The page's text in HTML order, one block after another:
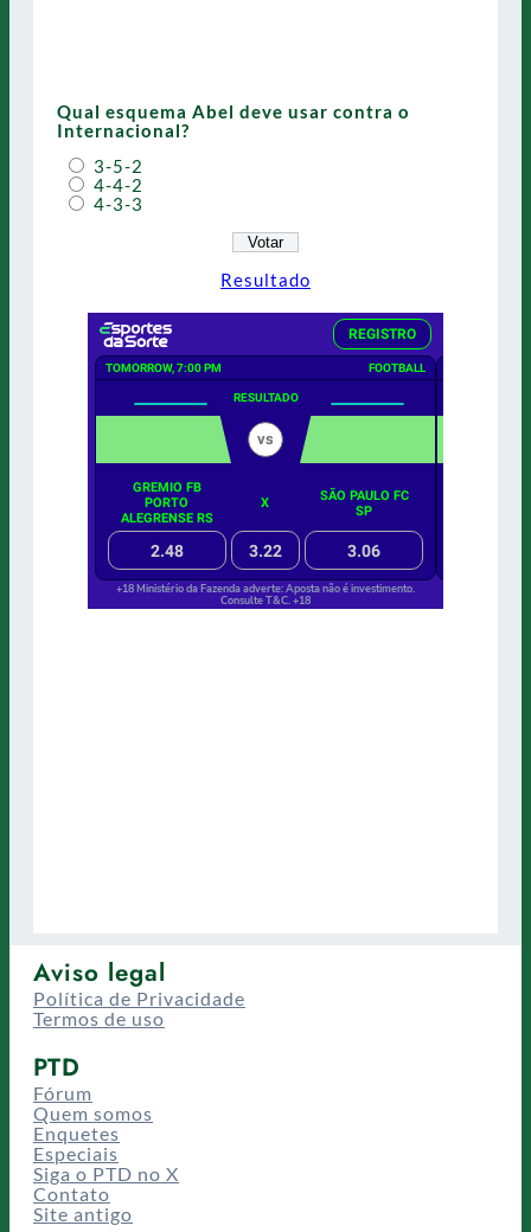
Qual esquema Abel deve usar contra o
Internacional?
3-5-2
4-4-2
4-3-3
Resultado
Aviso legal
Política de Privacidade
Termos de uso
PTD
Fórum
Quem somos
Enquetes
Especiais
Siga o PTD no X
Contato
Site antigo